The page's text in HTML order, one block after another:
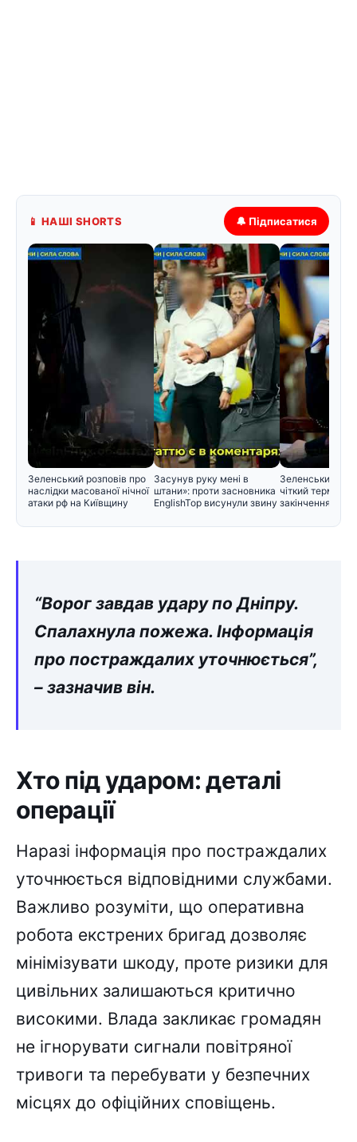
📱 НАШІ SHORTS 🔔 Підписатися
Зеленський розповів про
наслідки масованої нічної
атаки рф на Київщину
Засунув руку мені в
штани»: проти засновника
EnglishTop висунули звину
Зеленський
чіткий термін
закінчення війни
“Bоpог зaвдaв yдapy по Дніпpy.
Cпaлaxнyлa пожeжa. Iнфоpмaція
пpо поcтpaждaлиx yточнюєтьcя”,
– зaзнaчив він.
Хто під ударом: деталі
операції
Наразі інформація про постраждалих
уточнюється відповідними службами.
Важливо розуміти, що оперативна
робота екстрених бригад дозволяє
мінімізувати шкоду, проте ризики для
цивільних залишаються критично
високими. Влада закликає громадян
не ігнорувати сигнали повітряної
тривоги та перебувати у безпечних
місцях до офіційних сповіщень.